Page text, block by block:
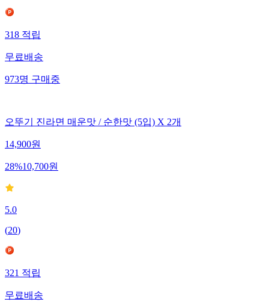
318적립
무료배송
973명구매중
오뚜기 진라면 매운맛 / 순한맛 (5입) X 2개
14,900원
28%10,700원
5.0
(20)
321적립
무료배송